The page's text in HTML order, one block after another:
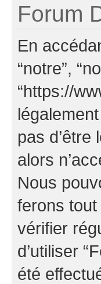
Forum
En
“notre”,
“https://
pas
alors
Nous
ferons
vérifier
d’utiliser
été